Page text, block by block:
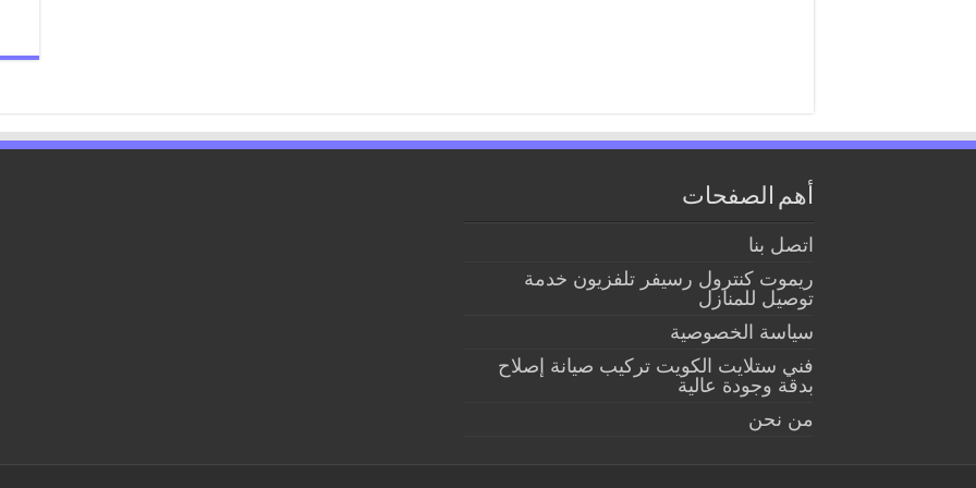
أهم الصفحات
اتصل بنا
ريموت كنترول رسيفر تلفزيون خدمة
توصيل للمنازل
سياسة الخصوصية
فني ستلايت الكويت تركيب صيانة إصلاح
بدقة وجودة عالية
من نحن